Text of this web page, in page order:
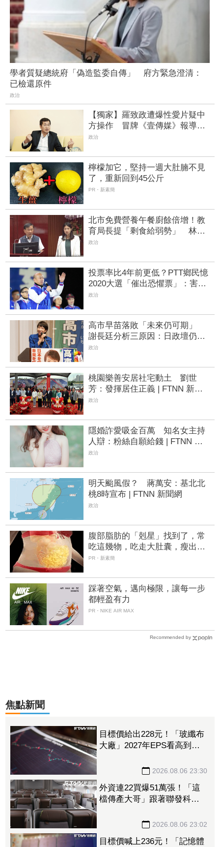
學者質疑總統府「偽造監委自傳」 府方緊急澄清：
已檢還原件
政治
【獨家】羅致政遭爆性愛片疑中
方操作 冒牌《壹傳媒》報導、
影片悄下架 | FTNN 新聞網
政治
檸檬加它，堅持一週大肚腩不見
了，重新回到45公斤
PR・新素簡
北市免費營養午餐廚餘倍增！教
育局長提「剩食給弱勢」 林亮
君傻眼：食安誰負責？
政治
投票率比4年前更低？PTT鄉民憶
2020大選「催出恐懼票」：害怕
他當總統 | FTNN 新聞網
政治
高市早苗落敗「未來仍可期」
謝長廷分析三原因：日政壇仍有
少數人不能接受女首相 | FTNN
政治
桃園樂善安居社宅動土 劉世
芳：發揮居住正義 | FTNN 新聞
網
政治
隱婚詐愛吸金百萬 知名女主持
人辯：粉絲自願給錢 | FTNN 新
聞網
政治
明天颱風假？ 蔣萬安：基北北
桃8時宣布 | FTNN 新聞網
政治
腹部脂肪的「剋星」找到了，常
吃這幾物，吃走大肚囊，瘦出小
蠻腰
PR・新素簡
踩著空氣，邁向極限，讓每一步
都輕盈有力
PR・NIKE AIR MAX
Recommended by
焦點新聞
目標價給出228元！「玻纖布
大廠」2027年EPS看高到
投資挹注營收 2026.08.06 23:30
外資連22買爆51萬張！「這
檔傳產大哥」跟著聯發科發
2026.08.06 23:02
目標價喊上236元！「記憶體